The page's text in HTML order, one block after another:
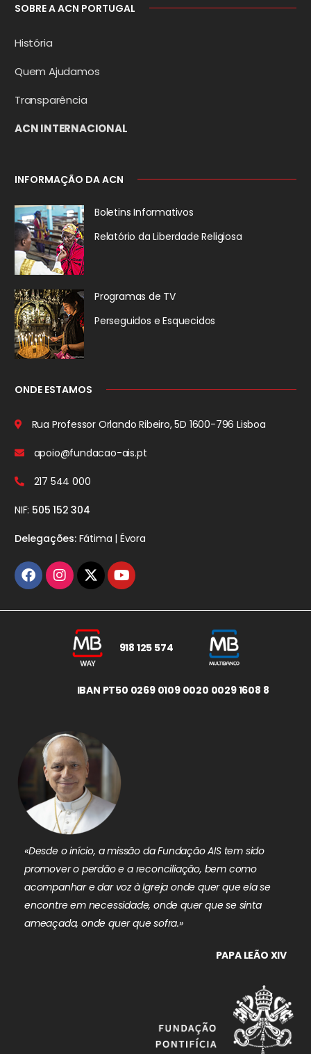
SOBRE A ACN PORTUGAL
História
Quem Ajudamos
Transparência
ACN INTERNACIONAL
INFORMAÇÃO DA ACN
Boletins Informativos
Relatório da Liberdade Religiosa
Programas de TV
Perseguidos e Esquecidos
ONDE ESTAMOS
Rua Professor Orlando Ribeiro, 5D 1600-796 Lisboa
apoio@fundacao-ais.pt
217 544 000
NIF: 505 152 304
Delegações:Fátima | Évora
918 125 574
IBAN PT50 0269 0109 0020 0029 1608 8
«Desde o início, a missão da Fundação AIS tem sido
promover o perdão e a reconciliação, bem como
acompanhar e dar voz à Igreja onde quer que ela se
encontre em necessidade, onde quer que se sinta
ameaçada, onde quer que sofra.»
PAPA LEÃO XIV